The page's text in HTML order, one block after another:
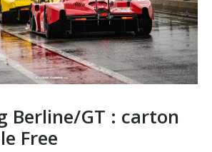
Berline/GT : carton
Free